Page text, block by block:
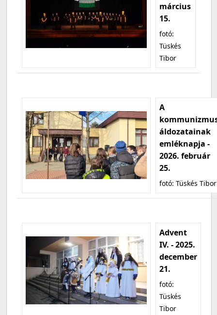
március
15.
fotó:
Tüskés
Tibor
A
áldozatainak
emléknapja -
2026. február
25.
fotó: Tüskés Tibor
Advent
IV. - 2025.
december
21.
fotó:
Tüskés
Tibor